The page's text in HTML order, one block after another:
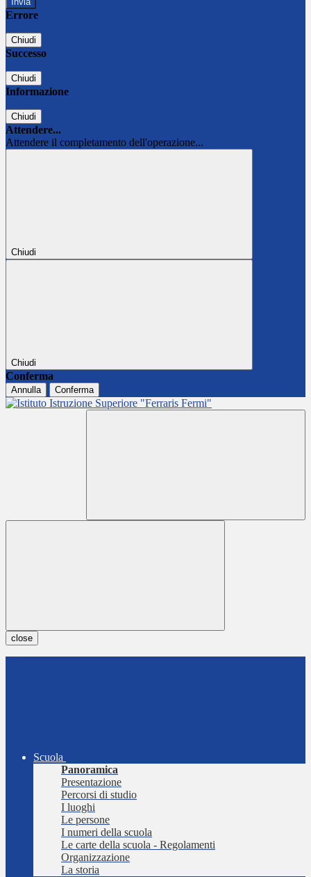
Errore
Chiudi
Successo
Chiudi
Informazione
Chiudi
Attendere...
Attendere il completamento dell'operazione...
Chiudi
Chiudi
Conferma
Annulla Conferma
close
Scuola
Panoramica
Presentazione
Percorsi di studio
I luoghi
Le persone
I numeri della scuola
Le carte della scuola - Regolamenti
Organizzazione
La storia